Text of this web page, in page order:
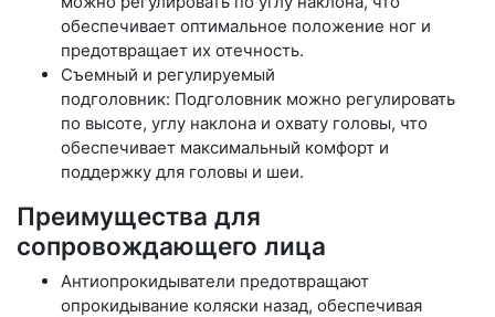
обеспечивает оптимальное положение ног и
предотвращает их отечность.
Съемный и регулируемый
подголовник: Подголовник можно регулировать
по высоте, углу наклона и охвату головы, что
обеспечивает максимальный комфорт и
поддержку для головы и шеи.
Преимущества для
сопровождающего лица
Антиопрокидыватели предотвращают
опрокидывание коляски назад, обеспечивая